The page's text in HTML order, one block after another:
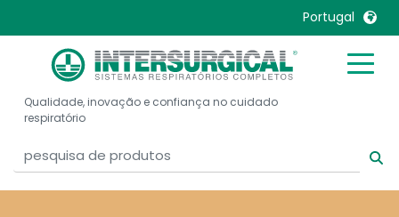
Portugal
United Kingdom
United States
België, Nederlands
Belgique, Français
Malaysia
Qualidade, inovação e confiança no cuidado
respiratório